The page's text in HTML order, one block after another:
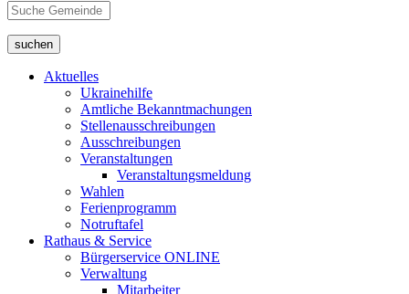
suchen
Aktuelles
Ukrainehilfe
Amtliche Bekanntmachungen
Stellenausschreibungen
Ausschreibungen
Veranstaltungen
Veranstaltungsmeldung
Wahlen
Ferienprogramm
Notruftafel
Rathaus & Service
Bürgerservice ONLINE
Verwaltung
Mitarbeiter